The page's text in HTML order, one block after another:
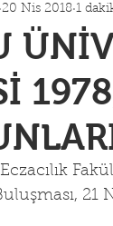
20 Nis 2018 1